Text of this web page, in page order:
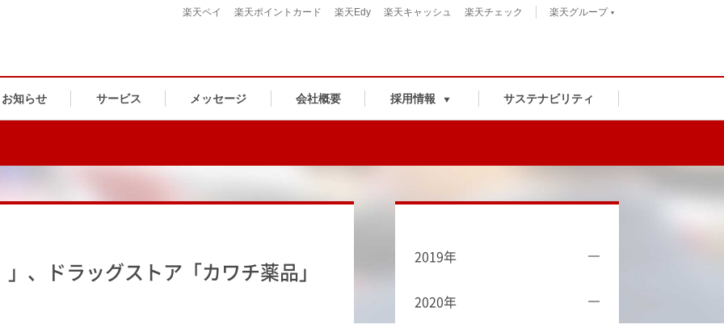
楽天ペイ 楽天ポイントカード 楽天Edy 楽天キャッシュ 楽天チェック 楽天グループ
お知らせ サービス メッセージ 会社概要 採用情報 サステナビリティ
、ドラッグストア「カワチ薬品」
2019年
2020年